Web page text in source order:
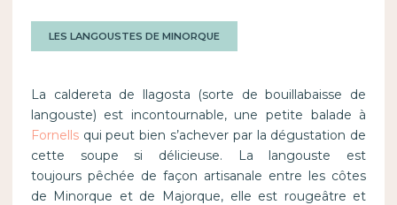
LES LANGOUSTES DE MINORQUE
La caldereta de llagosta (sorte de bouillabaisse de
langouste) est incontournable, une petite balade à
Fornellsqui peut bien s’achever par la dégustation de
cette soupe si délicieuse. La langouste est
toujours pêchée de façon artisanale entre les côtes
de Minorque et de Majorque, elle est rougeâtre et